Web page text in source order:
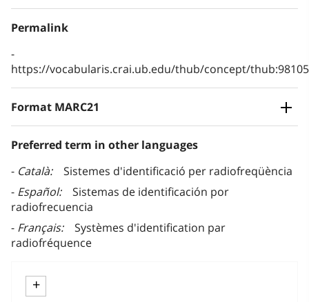
Permalink
https://vocabularis.crai.ub.edu/thub/concept/
Format MARC21
Preferred term in other languages
Català
Sistemes d'identificació per radiofreqüència
Español
Sistemas de identificación por
radiofrecuencia
Français
Systèmes d'identification par
radiofréquence
+